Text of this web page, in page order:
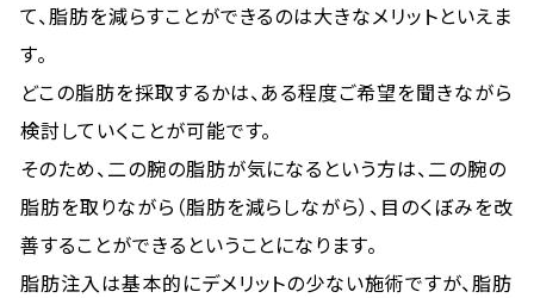
て、脂肪を減らすことができるのは大きなメリットといえま
す。
どこの脂肪を採取するかは、ある程度ご希望を聞きながら
検討していくことが可能です。
そのため、二の腕の脂肪が気になるという方は、二の腕の
脂肪を取りながら（脂肪を減らしながら）、目のくぼみを改
善することができるということになります。
脂肪注入は基本的にデメリットの少ない施術ですが、脂肪